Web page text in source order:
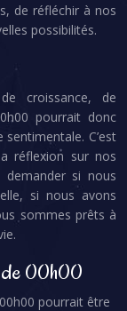
de réfléchir à nos
possibilités.
croissance, de
pourrait donc
C’est
réflexion sur nos
demander si nous
si nous avons
sommes prêts à
de 00h00
pourrait être